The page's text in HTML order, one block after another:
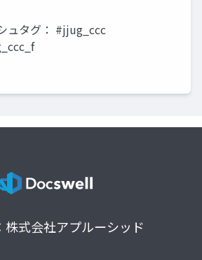
ュタグ： #jjug_ccc
株式会社アプルーシッド